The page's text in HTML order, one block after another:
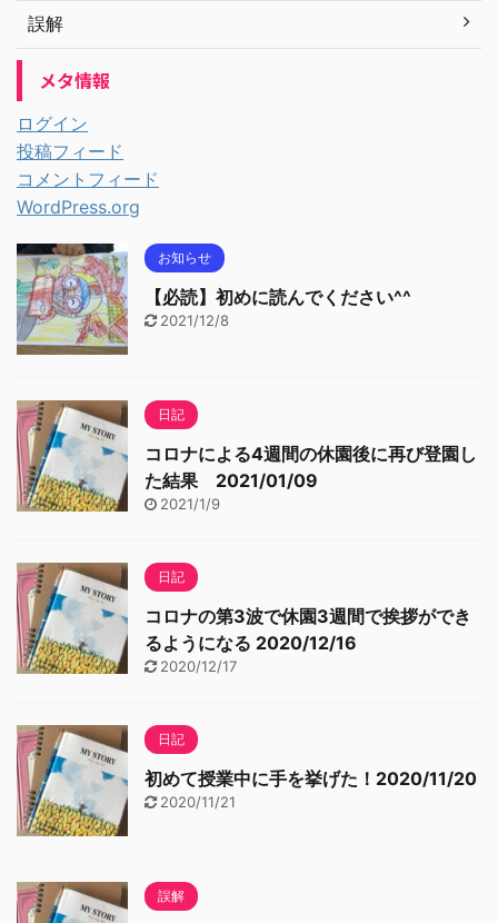
誤解
メタ情報
ログイン
投稿フィード
コメントフィード
WordPress.org
お知らせ
【必読】初めに読んでください^^
2021/12/8
日記
コロナによる4週間の休園後に再び登園し
た結果 2021/01/09
2021/1/9
日記
コロナの第3波で休園3週間で挨拶ができ
るようになる 2020/12/16
2020/12/17
日記
初めて授業中に手を挙げた！2020/11/20
2020/11/21
誤解